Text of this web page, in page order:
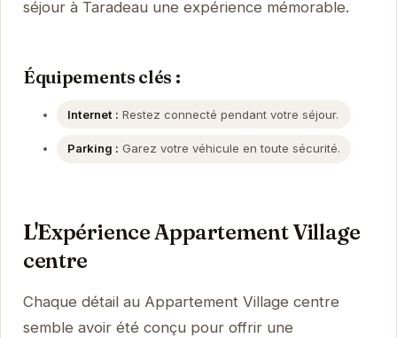
séjour à Taradeau une expérience mémorable.
Équipements clés :
Internet : Restez connecté pendant votre séjour.
Parking : Garez votre véhicule en toute sécurité.
L'Expérience Appartement Village
centre
Chaque détail au Appartement Village centre
semble avoir été conçu pour offrir une